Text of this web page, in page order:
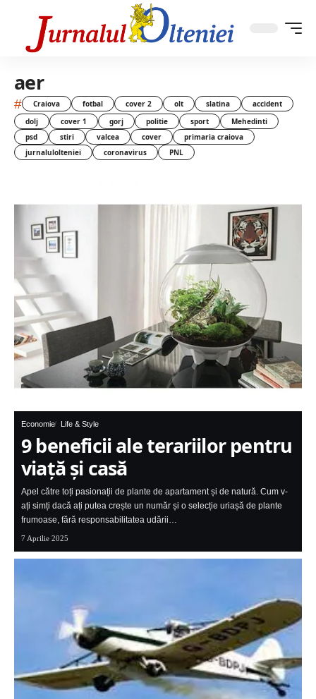
aer
# Craiova fotbal cover 2 olt slatina
accident
dolj
cover 1 gorj politie sport
Mehedinti
psd
stiri valcea cover
primaria craiova
jurnalulolteniei
coronavirus PNL
Economie Life & Style
9 beneficii ale terariilor pentru
viață și casă
Apel către toți pasionații de plante de apartament și de natură. Cum v-
ați simți dacă ați putea crește un număr și o selecție uriașă de plante
frumoase, fără responsabilitatea udării…
7 Aprilie 2025